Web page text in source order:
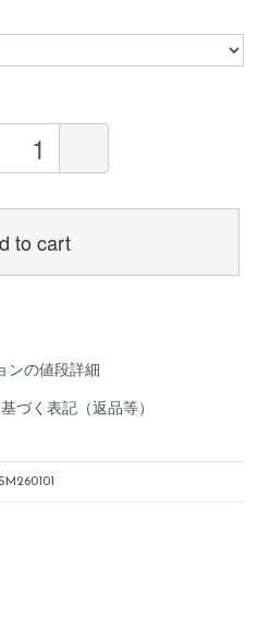
to cart
ンの値段詳細
づく表記（返品等）